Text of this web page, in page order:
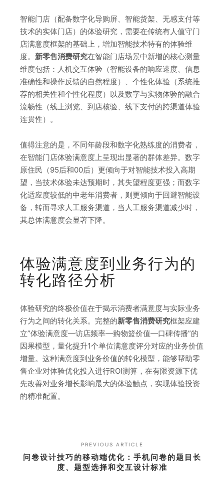
智能门店（配备数字化导购屏、智能货架、无感支付等
技术的实体门店）的体验研究，需要在传统有人值守门
店满意度框架的基础上，增加智能技术特有的体验维
度。 新零售消费研究在智能门店场景中新增的核心测量
维度包括：人机交互体验（智能设备的响应速度、信息
准确性和操作反馈的自然程度）、个性化体验（系统推
荐的相关性和个性化程度）以及数字与实物体验的融合
流畅性（线上浏览、到店核验、线下支付的跨渠道体验
连贯性）。
值得注意的是，不同年龄段和数字化熟练度的消费者，
在智能门店体验满意度上呈现出显著的群体差异。数字
原住民（95后和00后）更倾向于对智能技术投入高期
望，当技术体验未达预期时，其失望程度更强；而数字
化适应度较低的中老年消费者，则更倾向于回避智能设
备，转而寻求人工服务渠道，当人工服务渠道减少时，
其总体满意度会显著下降。
体验满意度到业务行为的
转化路径分析
体验研究的终极价值在于揭示消费者满意度与实际业务
行为之间的转化关系。完整的新零售消费研究框架应建
立”体验满意度—访店频率—购物篮价值—口碑传播”的
因果模型，量化提升1个单位满意度评分对应的业务价值
增量。这种满意度到业务价值的转化模型，能够帮助零
售企业对体验优化投入进行ROI测算，在有限资源下优
先改善对业务增长影响最大的体验触点，实现体验投资
的精准配置。
PREVIOUS ARTICLE
问卷设计技巧的移动端优化：手机问卷的题目长
度、题型选择和交互设计标准